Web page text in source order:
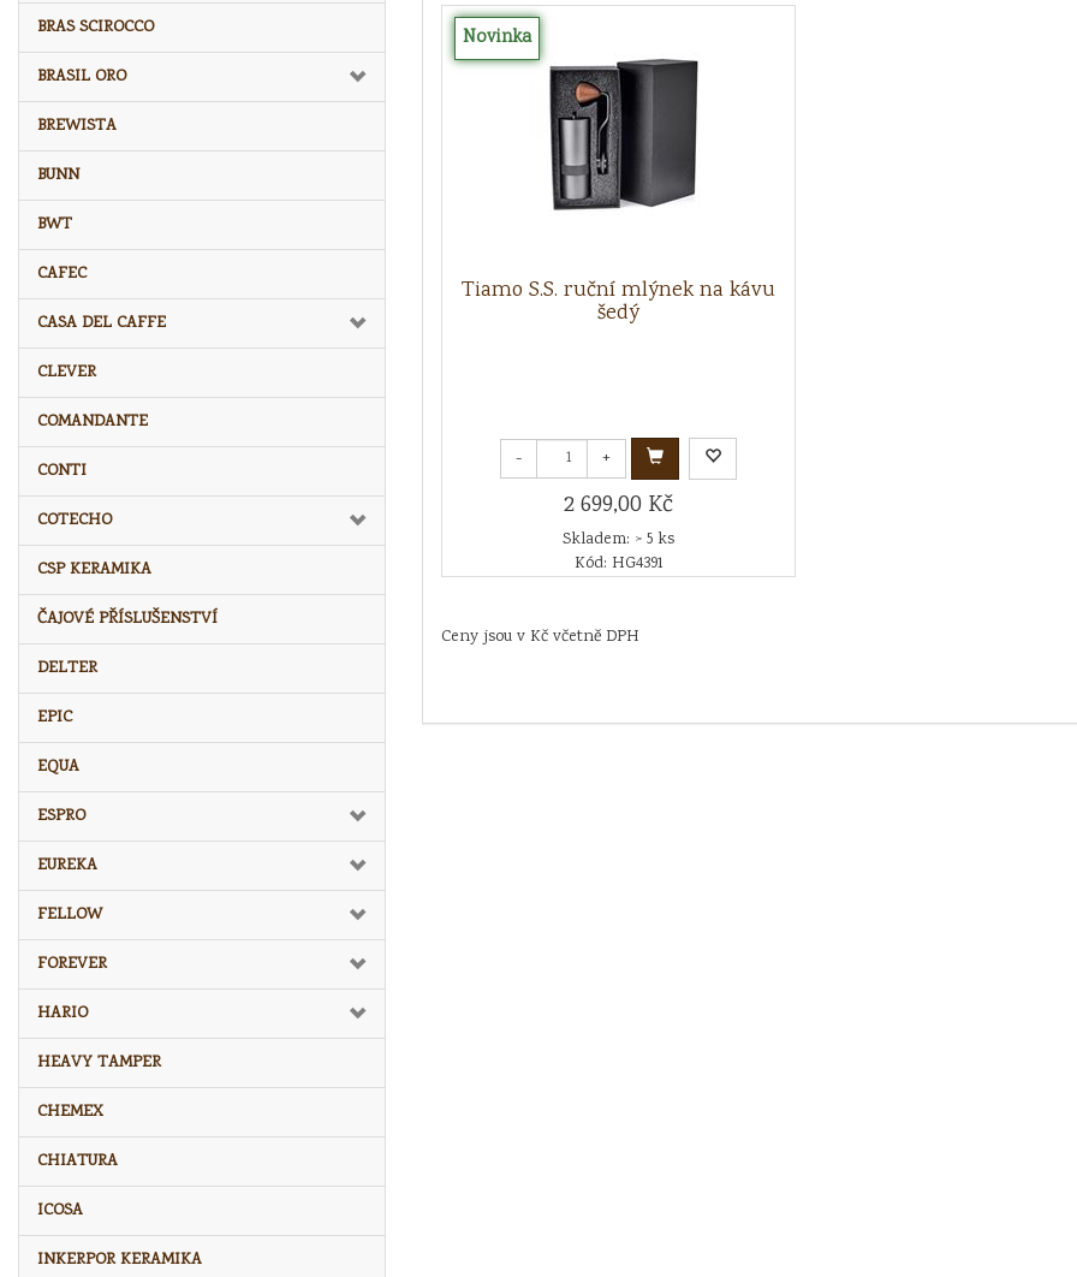
BRAS SCIROCCO
BRASIL ORO
BREWISTA
BUNN
BWT
CAFEC
CASA DEL CAFFE
CLEVER
COMANDANTE
CONTI
COTECHO
CSP KERAMIKA
ČAJOVÉ PŘÍSLUŠENSTVÍ
DELTER
EPIC
EQUA
ESPRO
EUREKA
FELLOW
FOREVER
HARIO
HEAVY TAMPER
CHEMEX
CHIATURA
ICOSA
INKERPOR KERAMIKA
Novinka
Tiamo S.S. ruční mlýnek na kávu
šedý
- +
2 699,00 Kč
Skladem: > 5 ks
Kód: HG4391
Ceny jsou v Kč včetně DPH